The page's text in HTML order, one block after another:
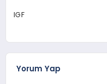
IGF
Yorum Yap